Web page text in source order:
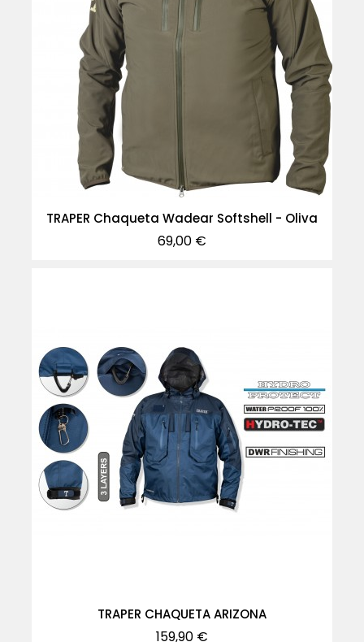
TRAPER Chaqueta Wadear Softshell - Oliva
Precio
69,00 €
TRAPER CHAQUETA ARIZONA
Precio
159,90 €